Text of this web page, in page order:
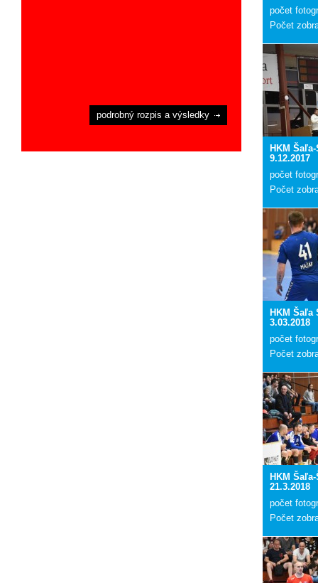
počet
Počet
HKM
9.12.2017
počet
Počet
HKM Šaľa
3.03.2018
počet
Počet
HKM
21.3.2018
počet
Počet
podrobný rozpis a výsledky